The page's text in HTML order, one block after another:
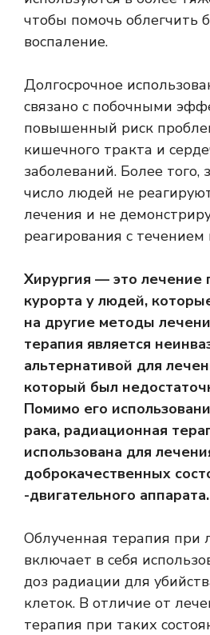
чтобы помочь облегчить
воспаление.
Долгосрочное
связано с побочными
повышенный риск
кишечного тракта и
заболеваний. Более того,
число людей не
лечения и не
реагирования с
Хирургия — это лечение
курорта у людей,
на другие методы
терапия является
альтернативой для
который был
Помимо его
рака, радиационная
использована для
доброкачественных
-двигательного аппарата.
Облученная терапия при
включает в себя
доз радиации для
клеток. В отличие от
терапия при таких